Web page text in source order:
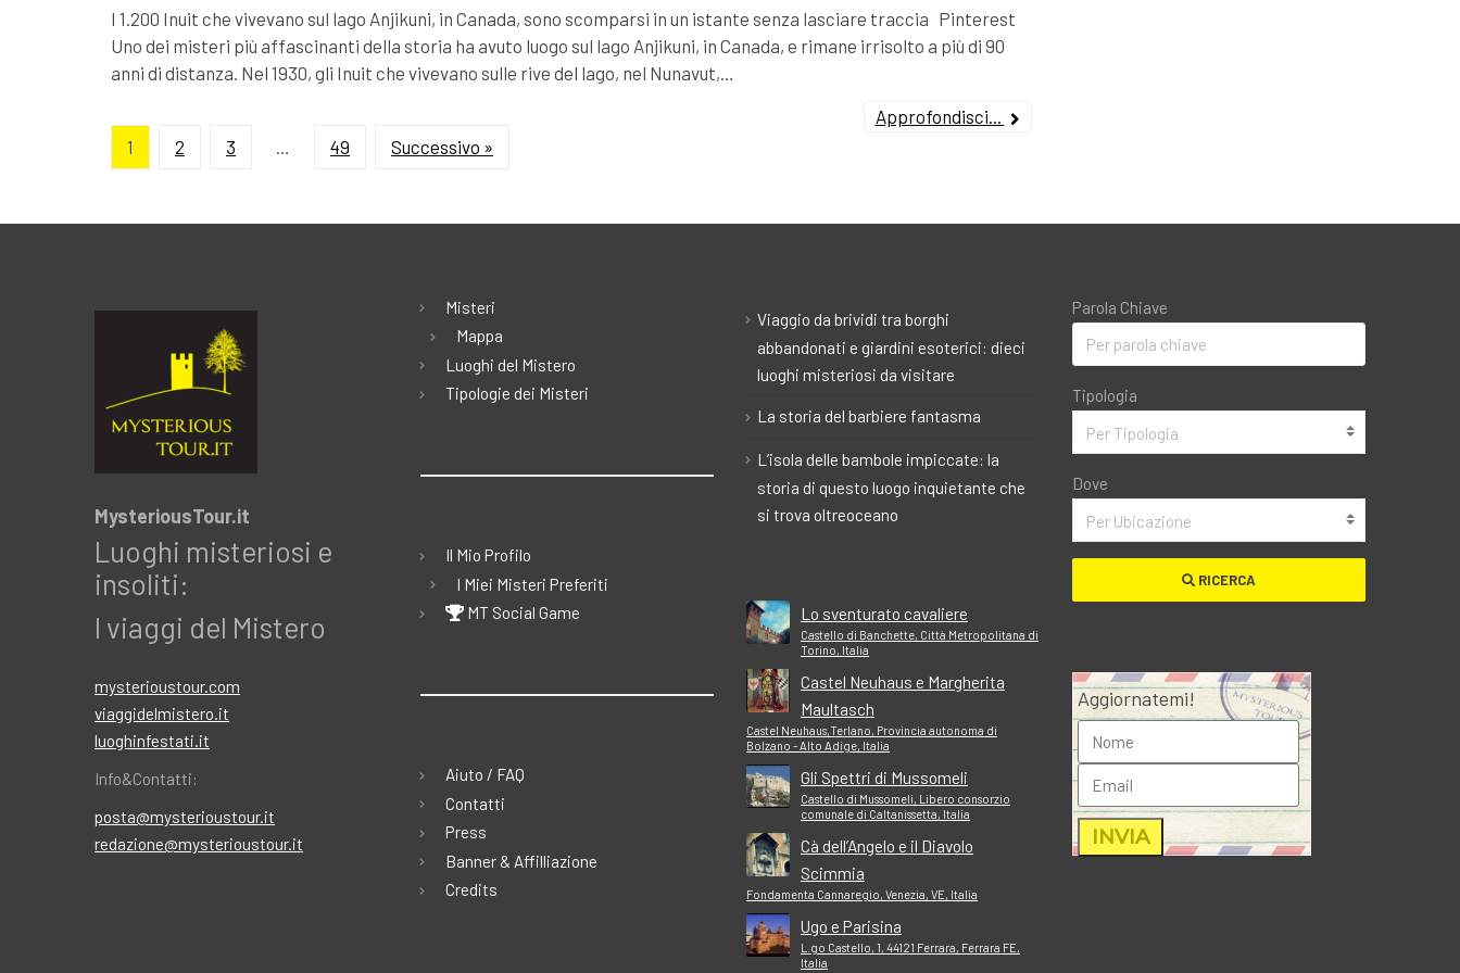
I 1.200 Inuit che vivevano sul lago Anjikuni, in Canada, sono scomparsi in un istante senza lasciare traccia Pinterest
Uno dei misteri più affascinanti della storia ha avuto luogo sul lago Anjikuni, in Canada, e rimane irrisolto a più di 90
anni di distanza. Nel 1930, gli Inuit che vivevano sulle rive del lago, nel Nunavut,…
Approfondisci...
1
2 3 49 Successivo »
MysteriousTour.it
Luoghi misteriosi e
insoliti:
I viaggi del Mistero
mysterioustour.com
viaggidelmistero.it
luoghinfestati.it
Info&Contatti:
posta@mysterioustour.it
redazione@mysterioustour.it
Misteri
Mappa
Luoghi del Mistero
Tipologie dei Misteri
Il Mio Profilo
I Miei Misteri Preferiti
MT Social Game
Aiuto / FAQ
Contatti
Press
Banner & Affilliazione
Credits
Viaggio da brividi tra borghi
abbandonati e giardini esoterici: dieci
luoghi misteriosi da visitare
La storia del barbiere fantasma
L’isola delle bambole impiccate: la
storia di questo luogo inquietante che
si trova oltreoceano
Lo sventurato cavaliere
Castello di Banchette, Città Metropolitana di
Torino, Italia
Castel Neuhaus e Margherita
Maultasch
Castel Neuhaus,Terlano, Provincia autonoma di
Bolzano - Alto Adige, Italia
Gli Spettri di Mussomeli
Castello di Mussomeli, Libero consorzio
comunale di Caltanissetta, Italia
Cà dell’Angelo e il Diavolo
Scimmia
Fondamenta Cannaregio, Venezia, VE, Italia
Ugo e Parisina
L.go Castello, 1, 44121 Ferrara, Ferrara FE,
Italia
Parola Chiave
Tipologia
Per Tipologia
Dove
Per Ubicazione
RICERCA
Aggiornatemi!